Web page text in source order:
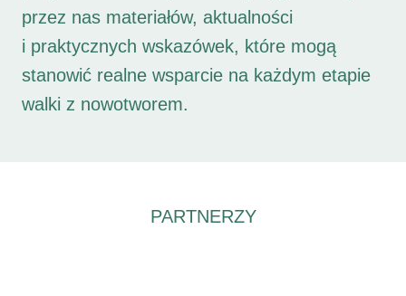
przez nas materiałów, aktualności
i praktycznych wskazówek, które mogą
stanowić realne wsparcie na każdym etapie
walki z nowotworem.
PARTNERZY